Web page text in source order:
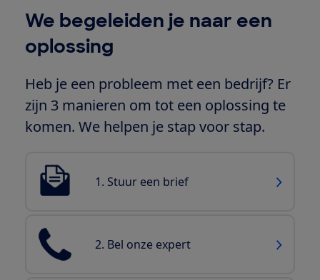
We begeleiden je naar een
oplossing
Heb je een probleem met een bedrijf? Er
zijn 3 manieren om tot een oplossing te
komen. We helpen je stap voor stap.
1. Stuur een brief
2. Bel onze expert